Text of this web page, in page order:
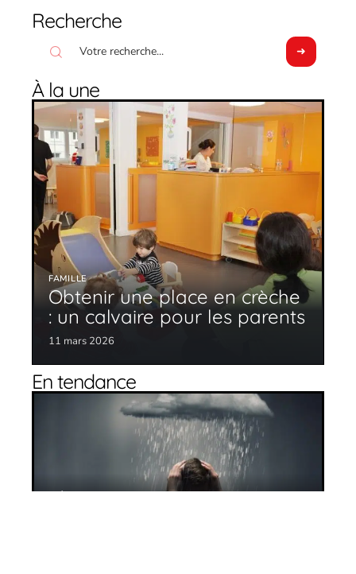
Recherche
À la une
FAMILLE
Obtenir une place en crèche
: un calvaire pour les parents
11 mars 2026
En tendance
Dépression : comment l’identifier ?